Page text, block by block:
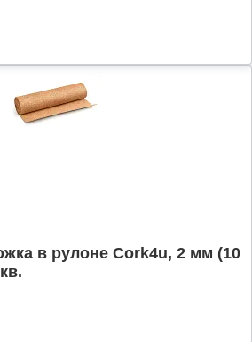
в рулоне Cork4u, 2 мм (10